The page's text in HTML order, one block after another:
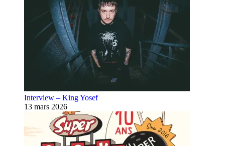
Interview – King Yosef
13 mars 2026